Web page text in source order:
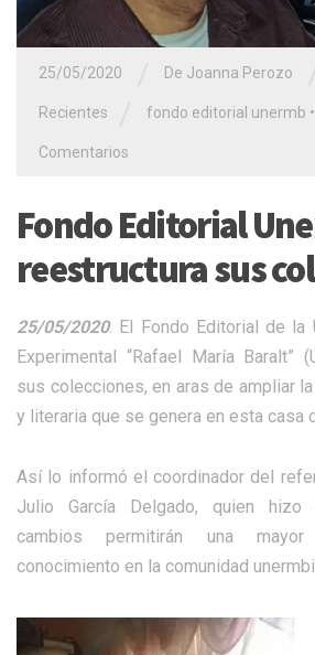
25/05/2020 De Joanna Perozo
Recientes fondo editorial unermb •
Comentarios
Fondo Editorial
reestructura sus
25/05/2020. El Fondo Editorial de la
Experimental “Rafael María Baralt”
sus colecciones, en aras de ampliar
y literaria que se genera en esta casa
Así lo informó el coordinador del
Julio García Delgado, quien
cambios permitirán una
conocimiento en la comunidad